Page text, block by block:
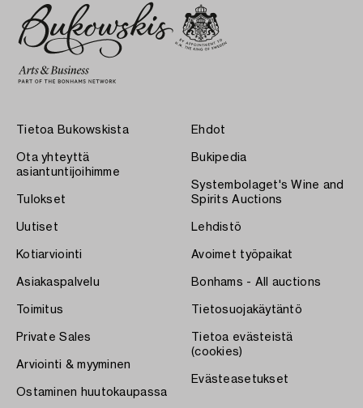
Tietoa Bukowskista
Ota yhteyttä
asiantuntijoihimme
Tulokset
Uutiset
Kotiarviointi
Asiakaspalvelu
Toimitus
Private Sales
Arviointi & myyminen
Ostaminen huutokaupassa
Ehdot
Bukipedia
Systembolaget's Wine and
Spirits Auctions
Lehdistö
Avoimet työpaikat
Bonhams - All auctions
Tietosuojakäytäntö
Tietoa evästeistä
(cookies)
Evästeasetukset